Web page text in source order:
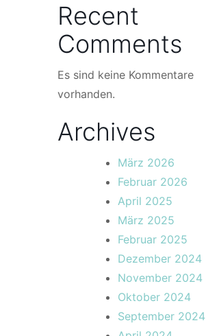
Recent
Comments
Es sind keine Kommentare
vorhanden.
Archives
März 2026
Februar 2026
April 2025
März 2025
Februar 2025
Dezember 2024
November 2024
Oktober 2024
September 2024